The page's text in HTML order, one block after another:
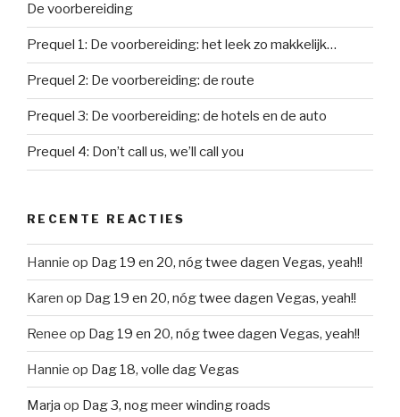
De voorbereiding
Prequel 1: De voorbereiding: het leek zo makkelijk…
Prequel 2: De voorbereiding: de route
Prequel 3: De voorbereiding: de hotels en de auto
Prequel 4: Don’t call us, we’ll call you
RECENTE REACTIES
Hannie op Dag 19 en 20, nóg twee dagen Vegas, yeah!!
Karen op Dag 19 en 20, nóg twee dagen Vegas, yeah!!
Renee op Dag 19 en 20, nóg twee dagen Vegas, yeah!!
Hannie op Dag 18, volle dag Vegas
Marja op Dag 3, nog meer winding roads